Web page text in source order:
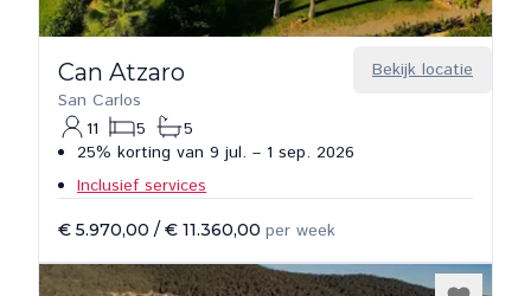
Bekijk locatie
Can Atzaro
San Carlos
11
5
5
25% korting van 9 jul. – 1 sep. 2026
Inclusief services
€ 5.970,00 / € 11.360,00 per week